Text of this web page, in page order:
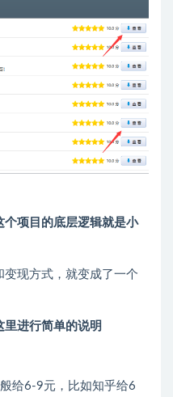
个项目的底层逻辑就是小
变现方式，就变成了一个
进行简单的说明
给6-9元，比如知乎给6